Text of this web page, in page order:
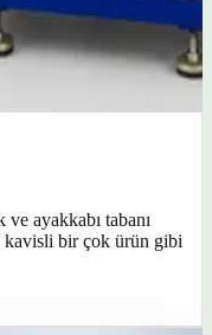
ayakkabı tabanı
bir çok ürün gibi